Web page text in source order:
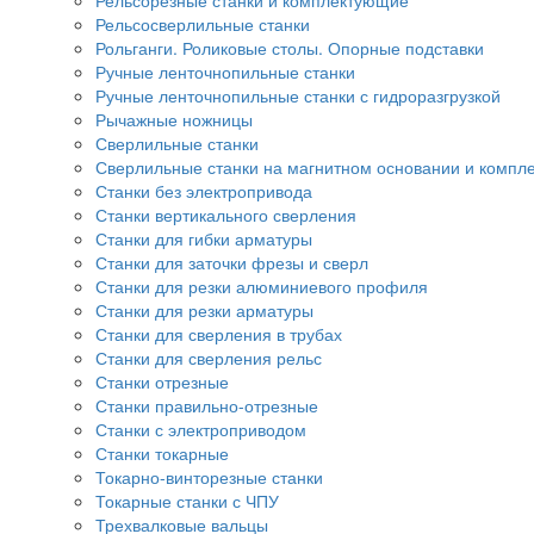
Рельсосверлильные станки
Рольганги. Роликовые столы. Опорные подставки
Ручные ленточнопильные станки
Ручные ленточнопильные станки с гидроразгрузкой
Рычажные ножницы
Сверлильные станки
Сверлильные станки на магнитном основании и
Станки без электропривода
Станки вертикального сверления
Станки для гибки арматуры
Станки для заточки фрезы и сверл
Станки для резки алюминиевого профиля
Станки для резки арматуры
Станки для сверления в трубах
Станки для сверления рельс
Станки отрезные
Станки правильно-отрезные
Станки с электроприводом
Станки токарные
Токарно-винторезные станки
Токарные станки с ЧПУ
Трехвалковые вальцы